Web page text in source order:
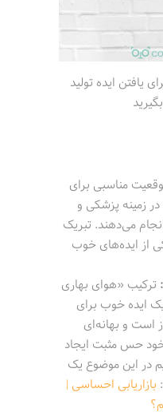
یافتن ایده تولید
مناسبی برای
زمینه پزشکی و
می‌دهند. تبریک
از ایده‌های خوب
ترکیب «هوای بهاری
ایده خوب برای
است و بهانه‌ای
حس مثبت ایجاد
در این موضوع یک
بازاریابی احساسی |